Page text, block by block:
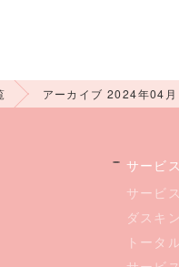
アーカイブ 2024年04月
サービ
サービ
ダスキ
トータ